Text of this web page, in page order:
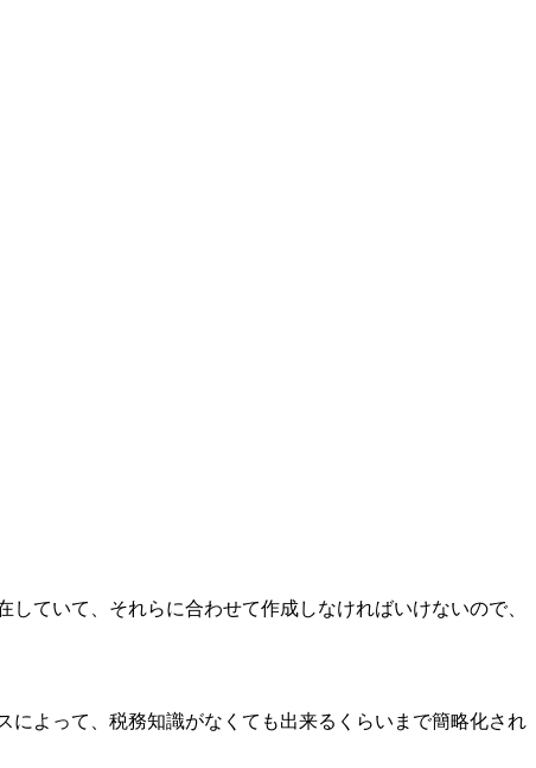
ていて、それらに合わせて作成しなければいけないので、
よって、税務知識がなくても出来るくらいまで簡略化され